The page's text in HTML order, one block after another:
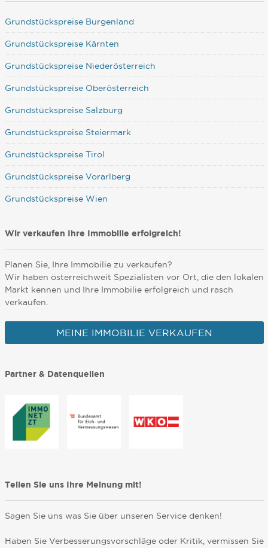
Grundstückspreise Burgenland
Grundstückspreise Kärnten
Grundstückspreise Niederösterreich
Grundstückspreise Oberösterreich
Grundstückspreise Salzburg
Grundstückspreise Steiermark
Grundstückspreise Tirol
Grundstückspreise Vorarlberg
Grundstückspreise Wien
Wir verkaufen Ihre Immobilie erfolgreich!
Planen Sie, Ihre Immobilie zu verkaufen?
Wir haben österreichweit Spezialisten vor Ort, die den lokalen
Markt kennen und Ihre Immobilie erfolgreich und rasch
verkaufen.
MEINE IMMOBILIE VERKAUFEN
Partner & Datenquellen
Teilen Sie uns Ihre Meinung mit!
Sagen Sie uns was Sie über unseren Service denken!
Haben Sie Verbesserungsvorschläge oder Kritik, vermissen Sie